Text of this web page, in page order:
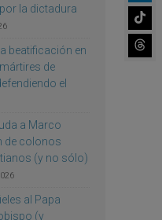
la dictadura
beatificación en
de
el
a Marco
de colonos
(y no sólo)
al Papa
(y